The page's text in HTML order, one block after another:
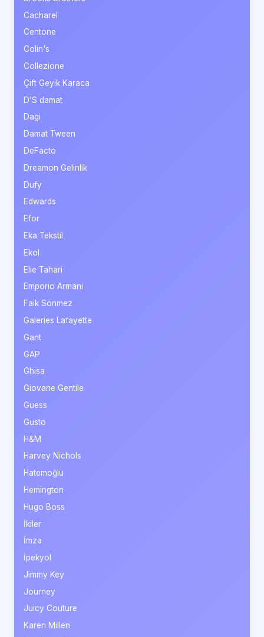
Cacharel
Centone
Colin's
Collezione
Çift Geyik Karaca
D’S damat
Dagi
Damat Tween
DeFacto
Dreamon Gelinlik
Dufy
Edwards
Efor
Eka Tekstil
Ekol
Elie Tahari
Emporio Armani
Faik Sönmez
Galeries Lafayette
Gant
GAP
Ghisa
Giovane Gentile
Guess
Gusto
H&M
Harvey Nichols
Hatemoğlu
Hemington
Hugo Boss
İkiler
İmza
İpekyol
Jimmy Key
Journey
Juicy Couture
Karen Millen